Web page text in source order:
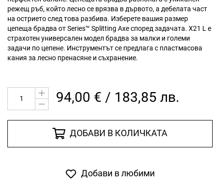
режещ ръб, който лесно се врязва в дървото, а дебелата част
на острието след това разбива. Изберете вашия размер
цепеща брадва от Series™ Splitting Axe според задачата. X21 L е
страхотен универсален модел брадва за малки и големи
задачи по цепене. Инструментът се предлага с пластмасова
кания за лесно пренасяне и съхранение.
94,00 € / 183,85 лв.
ДОБАВИ В КОЛИЧКАТА
Добави в любими